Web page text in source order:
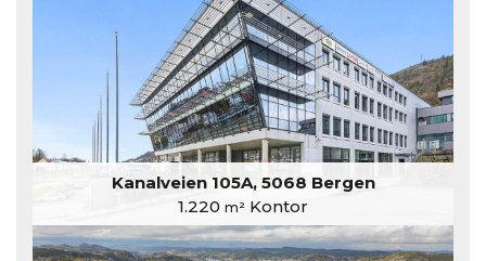
Kanalveien 105A, 5068 Bergen
1.220 m² Kontor